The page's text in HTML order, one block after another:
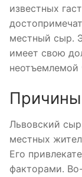
известных
местный сыр.
имеет свою
неотъемлемой
Причины
Львовский
местных
Его
факторами.